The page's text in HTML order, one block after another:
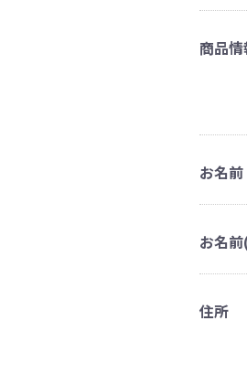
商品
お名前
お名
住所